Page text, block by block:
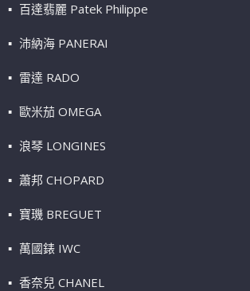
百達翡麗 Patek Philippe
沛納海 PANERAI
雷達 RADO
歐米茄 OMEGA
浪琴 LONGINES
蕭邦 CHOPARD
寶璣 BREGUET
萬國錶 IWC
香奈兒 CHANEL